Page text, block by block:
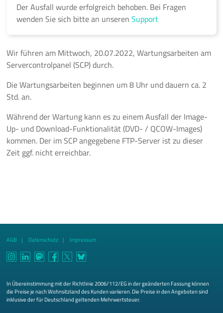
Der Ausfall wurde erfolgreich behoben. Bei Fragen
wenden Sie sich bitte an unseren Support
Wir führen am Mittwoch, 20.07.2022, Wartungsarbeiten am
Servercontrolpanel (SCP) durch.
Die Wartungsarbeiten beginnen um 8 Uhr und dauern ca. 2
Std. an.
Während der Wartung kann es zu einem Ausfall der Image-
Up- und Download-Funktionalität (DVD- / QCOW-Images)
kommen. Der im SCP angegebene FTP-Server ist zu dieser
Zeit ggf. nicht erreichbar.
AGB Datenschutz Impressum
In Übereinstimmung mit der Richtlinie 2006/112/EG in der geänderten Fassung können
die Preise je nach Wohnsitzland des Kunden variieren. Die Preise in den Angeboten sind
inklusive der für Deutschland geltenden Mehrwertsteuer.